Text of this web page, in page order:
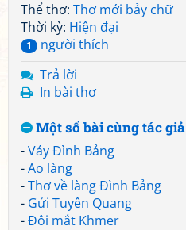
Thể thơ: Thơ mới bảy chữ
Thời kỳ: Hiện đại
1
người thích
Trả lời
In bài thơ
Một số bài cùng tác giả
-Váy Đình Bảng
-Ao làng
-Thơ về làng Đình Bảng
- Gửi Tuyên Quang
-Đôi mắt Khmer